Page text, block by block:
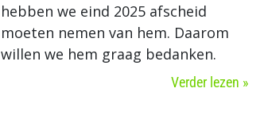
hebben we eind 2025 afscheid
moeten nemen van hem. Daarom
willen we hem graag bedanken.
Verder lezen »